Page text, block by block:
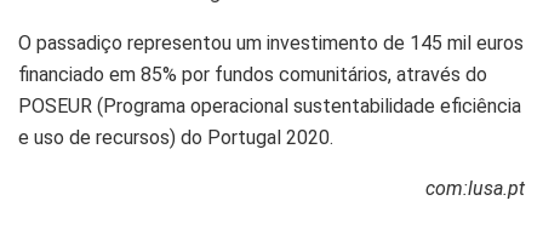
O passadiço representou um investimento de 145 mil euros
financiado em 85% por fundos comunitários, através do
POSEUR (Programa operacional sustentabilidade eficiência
e uso de recursos) do Portugal 2020.
com:lusa.pt